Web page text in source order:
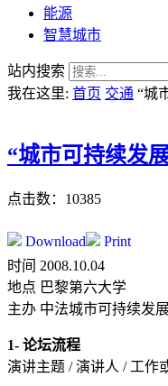
能源
智慧城市
站内搜索
我在这里: 首页 交通 “城
“城市可持续发
点击数：10385
Print
Download
时间 2008.10.04
地点 巴黎第六大学
主办 中法城市可持续发
1- 论坛流程
演讲主题 / 演讲人 / 工作